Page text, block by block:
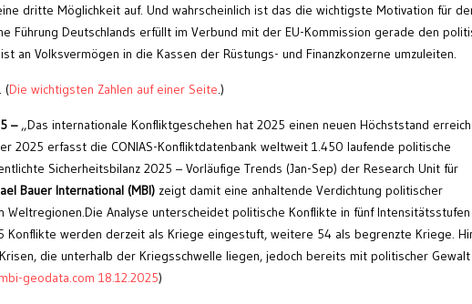
dritte Möglichkeit auf. Und wahrscheinlich ist das die wichtigste Motivation für
Führung Deutschlands erfüllt im Verbund mit der EU-Kommission gerade den
an Volksvermögen in die Kassen der Rüstungs- und Finanzkonzerne umzuleiten.
(Die wichtigsten Zahlen auf einer Seite.)
–„Das internationale Konfliktgeschehen hat 2025 einen neuen Höchststand
2025 erfasst die CONIAS-Konfliktdatenbank weltweit 1.450 laufende politische
Sicherheitsbilanz 2025 – Vorläufige Trends (Jan-Sep) der Research Unit für
Bauer International (MBI) zeigt damit eine anhaltende Verdichtung politischer
Weltregionen.Die Analyse unterscheidet politische Konflikte in fünf
Konflikte werden derzeit als Kriege eingestuft, weitere 54 als begrenzte Kriege.
die unterhalb der Kriegsschwelle liegen, jedoch bereits mit politischer Gewalt
mbi-geodata.com 18.12.2025)